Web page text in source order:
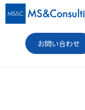
お問い合わせ